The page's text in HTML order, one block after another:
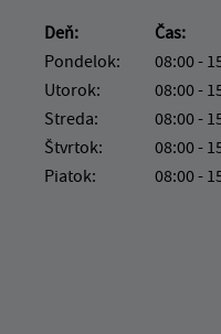
Deň:
Čas:
Pondelok:
08:00 -
Utorok:
08:00 -
Streda:
08:00 -
Štvrtok:
08:00 -
Piatok:
08:00 -